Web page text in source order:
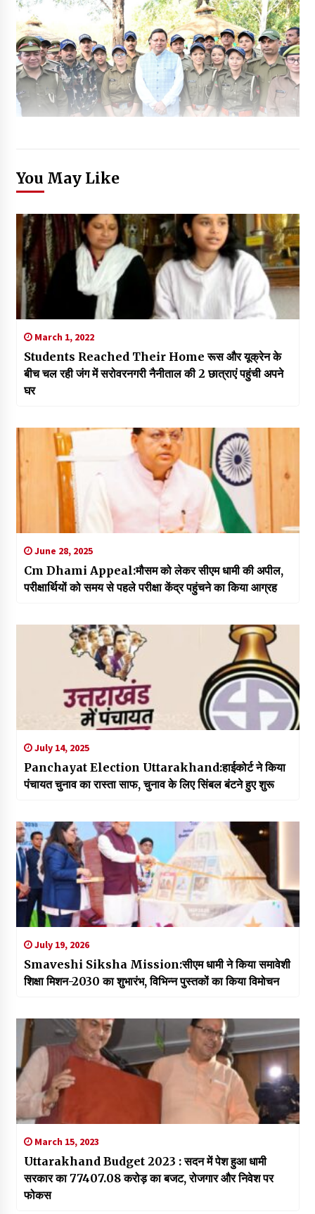
You May Like
March 1, 2022
Students Reached Their Home रूस और यूक्रेन के
बीच चल रही जंग में सरोवरनगरी नैनीताल की 2 छात्राएं पहुंची अपने
घर
June 28, 2025
Cm Dhami Appeal:मौसम को लेकर सीएम धामी की अपील,
परीक्षार्थियों को समय से पहले परीक्षा केंद्र पहुंचने का किया आग्रह
July 14, 2025
Panchayat Election Uttarakhand:हाईकोर्ट ने किया
पंचायत चुनाव का रास्ता साफ, चुनाव के लिए सिंबल बंटने हुए शुरू
July 19, 2026
Smaveshi Siksha Mission:सीएम धामी ने किया समावेशी
शिक्षा मिशन-2030 का शुभारंभ, विभिन्न पुस्तकों का किया विमोचन
March 15, 2023
Uttarakhand Budget 2023 : सदन में पेश हुआ धामी
सरकार का 77407.08 करोड़ का बजट, रोजगार और निवेश पर ​
फोकस